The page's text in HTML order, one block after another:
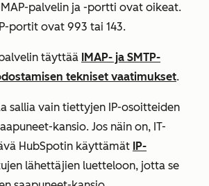
palvelin ja -portti ovat oikeat.
portit ovat 993 tai 143.
täyttää IMAP- ja SMTP-
tekniset vaatimukset.
sallia vain tiettyjen IP-osoitteiden
kansio. Jos näin on, IT-
HubSpotin käyttämät IP-
lähettäjien luetteloon, jotta se